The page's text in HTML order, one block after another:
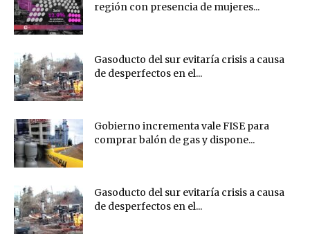
región con presencia de mujeres...
Gasoducto del sur evitaría crisis a causa
de desperfectos en el...
Gobierno incrementa vale FISE para
comprar balón de gas y dispone...
Gasoducto del sur evitaría crisis a causa
de desperfectos en el...